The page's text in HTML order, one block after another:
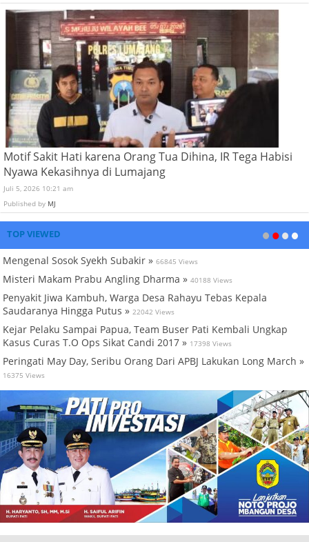
Motif Sakit Hati karena Orang Tua Dihina, IR Tega Habisi
Nyawa Kekasihnya di Lumajang
Juli 5, 2026 10:21 am
Published by MJ
TOP VIEWED
Mengenal Sosok Syekh Subakir » 66845 Views
Misteri Makam Prabu Angling Dharma » 40188 Views
Penyakit Jiwa Kambuh, Warga Desa Rahayu Tebas Kepala
Saudaranya Hingga Putus » 22042 Views
Kejar Pelaku Sampai Papua, Team Buser Pati Kembali Ungkap
Kasus Curas T.O Ops Sikat Candi 2017 » 17398 Views
Peringati May Day, Seribu Orang Dari APBJ Lakukan Long March »
16375 Views